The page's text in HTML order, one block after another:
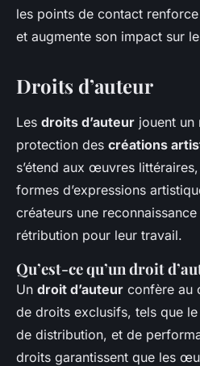
les points de contact renforce
et augmente son impact sur
Droits d’auteur
Les droits d’auteur jouent un
protection des créations
s’étend aux œuvres
formes d’expressions
créateurs une
rétribution pour leur travail.
Qu’est-ce qu’un droit
Un droit d’auteur confère au
de droits exclusifs, tels que
de distribution, et de
droits garantissent que les